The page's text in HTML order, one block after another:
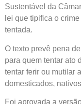
Sustentável da
lei que tipifica o
tentada.
O texto prevê pena de
para quem tentar ato
tentar ferir ou mutilar
domesticados,
Foi aprovada a